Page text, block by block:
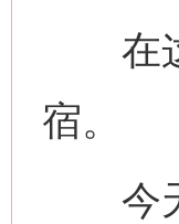
在这
宿。
今天